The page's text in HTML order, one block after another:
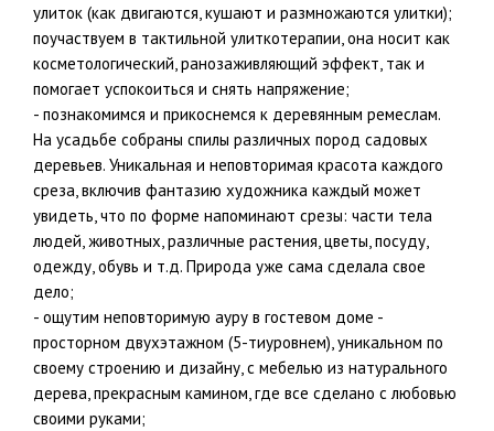
улиток (как двигаются, кушают и размножаются улитки);
поучаствуем в тактильной улиткотерапии, она носит как
косметологический, ранозаживляющий эффект, так и
помогает успокоиться и снять напряжение;
- познакомимся и прикоснемся к деревянным ремеслам.
На усадьбе собраны спилы различных пород садовых
деревьев. Уникальная и неповторимая красота каждого
среза, включив фантазию художника каждый может
увидеть, что по форме напоминают срезы: части тела
людей, животных, различные растения, цветы, посуду,
одежду, обувь и т.д. Природа уже сама сделала свое
дело;
- ощутим неповторимую ауру в гостевом доме -
просторном двухэтажном (5-тиуровнем), уникальном по
своему строению и дизайну, с мебелью из натурального
дерева, прекрасным камином, где все сделано с любовью
своими руками;